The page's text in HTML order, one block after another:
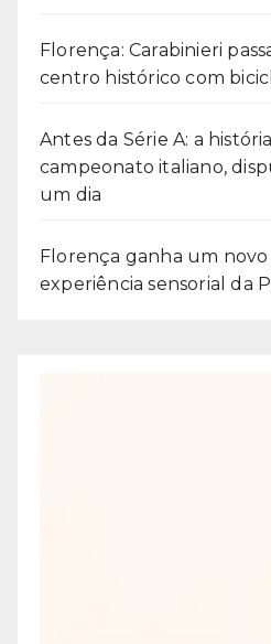
Florença: Carabinieri
centro histórico com
Antes da Série A: a
campeonato italiano,
um dia
Florença ganha um
experiência sensorial da